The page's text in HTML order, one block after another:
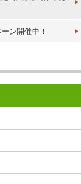
ン開催中！